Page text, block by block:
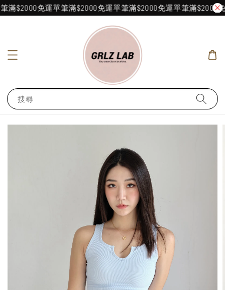
滿$2000免運單筆滿$2000免運單筆滿$2000免運單筆滿$2000免
搜尋